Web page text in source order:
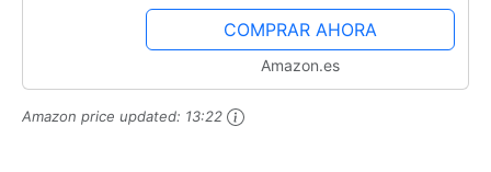
para Proteger la Recuperación de
Lesiones...
COMPRAR AHORA
Amazon.es
Amazon price updated: 13:22